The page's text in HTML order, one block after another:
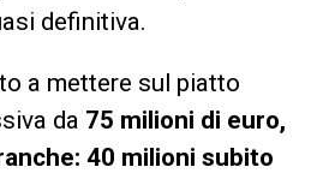
definitiva.
a mettere sul piatto
da 75 milioni di euro,
40 milioni subito